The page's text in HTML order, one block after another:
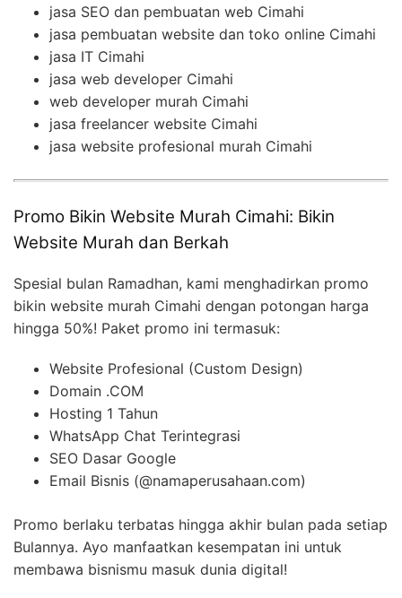
jasa SEO dan pembuatan web Cimahi
jasa pembuatan website dan toko online Cimahi
jasa IT Cimahi
jasa web developer Cimahi
web developer murah Cimahi
jasa freelancer website Cimahi
jasa website profesional murah Cimahi
Promo Bikin Website Murah Cimahi: Bikin
Website Murah dan Berkah
Spesial bulan Ramadhan, kami menghadirkan promo
bikin website murah Cimahi dengan potongan harga
hingga 50%! Paket promo ini termasuk:
Website Profesional (Custom Design)
Domain .COM
Hosting 1 Tahun
WhatsApp Chat Terintegrasi
SEO Dasar Google
Email Bisnis (@namaperusahaan.com)
Promo berlaku terbatas hingga akhir bulan pada setiap
Bulannya. Ayo manfaatkan kesempatan ini untuk
membawa bisnismu masuk dunia digital!